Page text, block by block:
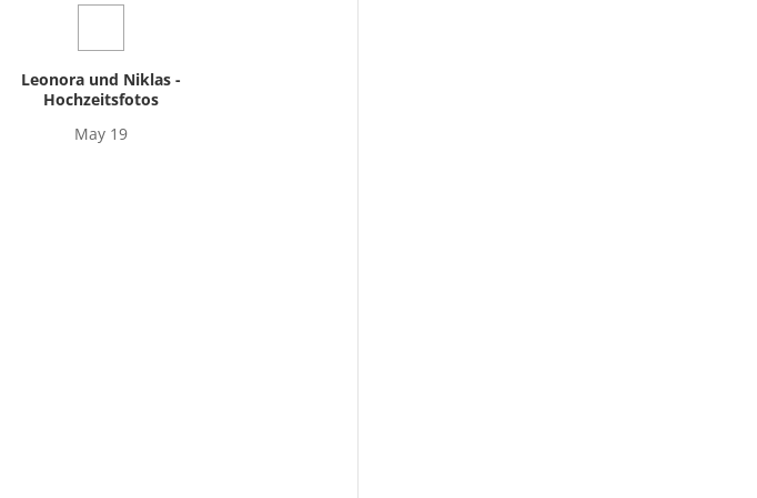
Leonora und Niklas -
Hochzeitsfotos
May 19